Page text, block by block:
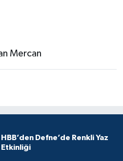
Mercan
HBB’den Defne’de Renkli Yaz
Etkinliği